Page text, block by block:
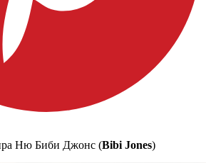
Ню Биби Джонс (Bibi Jones)